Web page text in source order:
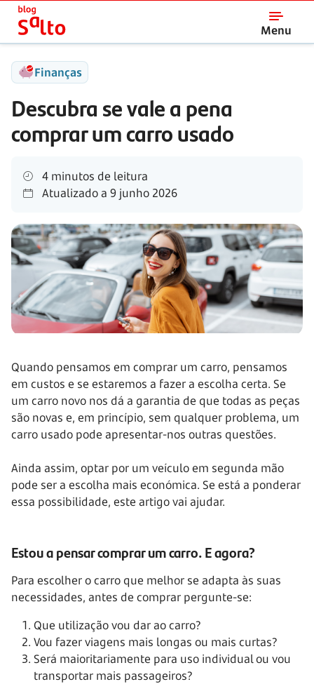
Menu
Salto
Finanças
Descubra se vale a pena
comprar um carro usado
4 minutos de leitura
Atualizado a 9 junho 2026
Quando pensamos em comprar um carro, pensamos
em custos e se estaremos a fazer a escolha certa. Se
um carro novo nos dá a garantia de que todas as peças
são novas e, em princípio, sem qualquer problema, um
carro usado pode apresentar-nos outras questões.
Ainda assim, optar por um veículo em segunda mão
pode ser a escolha mais económica. Se está a ponderar
essa possibilidade, este artigo vai ajudar.
Estou a pensar comprar um carro. E agora?
Para escolher o carro que melhor se adapta às suas
necessidades, antes de comprar pergunte-se:
Que utilização vou dar ao carro?
Vou fazer viagens mais longas ou mais curtas?
Será maioritariamente para uso individual ou vou
transportar mais passageiros?